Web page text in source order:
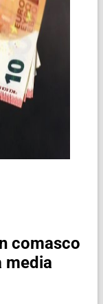
comasco
media